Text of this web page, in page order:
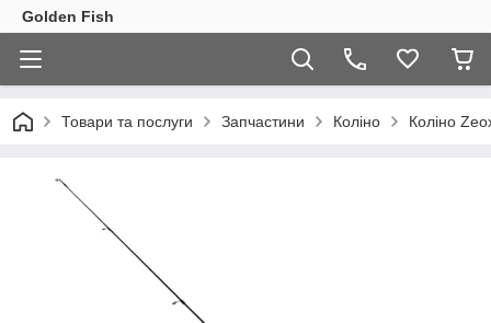
Golden Fish
Товари та послуги Запчастини Коліно Коліно